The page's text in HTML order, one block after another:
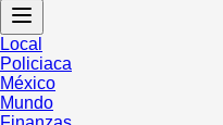
Local
Policiaca
México
Mundo